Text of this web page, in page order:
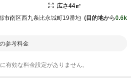
広さ44㎡
市南区西九条比永城町19番地 目的地から0.6k
参考料金
有効な料金設定がありません。